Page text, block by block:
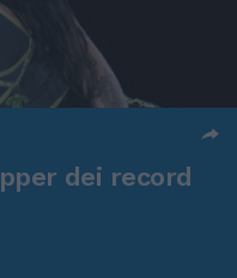
dei record